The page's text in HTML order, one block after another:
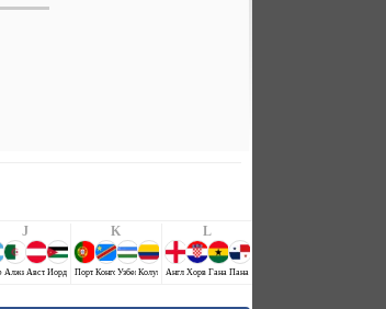
J
АлжирАвстрияИордания
K
Португалия
Конго ДРУзбекистанКолумбия
L
АнглияХорватия
Гана Панама